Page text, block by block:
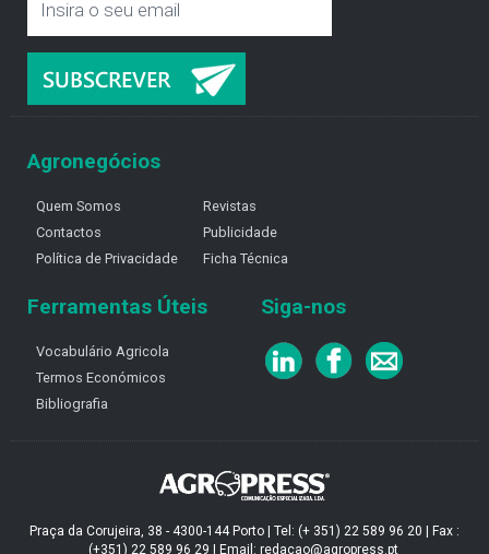
Agronegócios
Quem Somos
Contactos
Política de Privacidade
Revistas
Publicidade
Ficha Técnica
Ferramentas Úteis
Vocabulário Agricola
Termos Económicos
Bibliografia
Siga-nos
Praça da Corujeira, 38 - 4300-144 Porto | Tel: (+ 351) 22 589 96 20 | Fax :
(+351) 22 589 96 29 | Email: redacao@agropress.pt